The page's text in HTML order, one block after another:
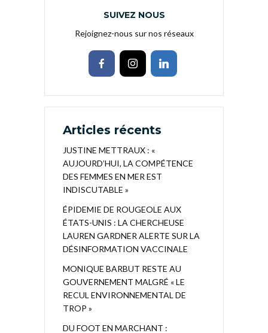
SUIVEZ NOUS
Rejoignez-nous sur nos réseaux
Articles récents
JUSTINE METTRAUX : «
AUJOURD’HUI, LA COMPÉTENCE
DES FEMMES EN MER EST
INDISCUTABLE »
ÉPIDEMIE DE ROUGEOLE AUX
ÉTATS-UNIS : LA CHERCHEUSE
LAUREN GARDNER ALERTE SUR LA
DÉSINFORMATION VACCINALE
MONIQUE BARBUT RESTE AU
GOUVERNEMENT MALGRÉ « LE
RECUL ENVIRONNEMENTAL DE
TROP »
DU FOOT EN MARCHANT :